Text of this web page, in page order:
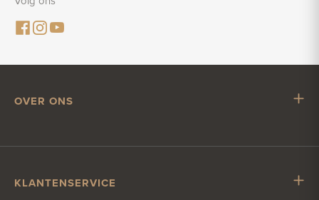
OVER ONS
Vacatures
KLANTENSERVICE